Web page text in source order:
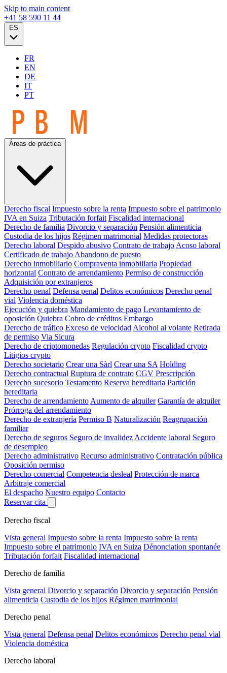
Skip to main content
+41 58 590 11 44
FR
EN
DE
IT
PT
Áreas de práctica
Derecho fiscal Impuesto sobre la renta Impuesto sobre el patrimonio
IVA en Suiza Tributación forfait Fiscalidad internacional
Derecho de familia Divorcio y separación Pensión alimenticia
Custodia de los hijos Régimen matrimonial Medidas protectoras
Derecho laboral Despido abusivo Contrato de trabajo Acoso laboral
Certificado de trabajo Abandono de puesto
Derecho inmobiliario Compraventa inmobiliaria Propiedad
horizontal Contrato de arrendamiento Permiso de construcción
Adquisición por extranjeros
Derecho penal Defensa penal Delitos económicos Derecho penal
vial Violencia doméstica
Ejecución y quiebra Mandamiento de pago Levantamiento de
oposición Quiebra Cobro de créditos Embargo
Derecho de tráfico Exceso de velocidad Alcohol al volante Retirada
de permiso Via Sicura
Derecho de criptomonedas Regulación crypto Fiscalidad crypto
Litigios crypto
Derecho societario Crear una Sàrl Crear una SA Holding
Derecho contractual Ruptura de contrato CGV Prescripción
Derecho sucesorio Testamento Reserva hereditaria Partición
hereditaria
Derecho de arrendamiento Aumento de alquiler Garantía de alquiler
Prórroga del arrendamiento
Derecho de extranjería Permiso B Naturalización Reagrupación
familiar
Derecho de seguros Seguro de invalidez Accidente laboral Seguro
de desempleo
Derecho administrativo Recurso administrativo Contratación pública
Oposición permiso
Derecho comercial Competencia desleal Protección de marca
Arbitraje comercial
El despacho Nuestro equipo Contacto
Reservar cita
Derecho fiscal
Vista general Impuesto sobre la renta Impuesto sobre la renta
Impuesto sobre el patrimonio IVA en Suiza Dénonciation spontanée
Tributación forfait Fiscalidad internacional
Derecho de familia
Vista general Divorcio y separación Divorcio y separación Pensión
alimenticia Custodia de los hijos Régimen matrimonial
Derecho penal
Vista general Defensa penal Delitos económicos Derecho penal vial
Violencia doméstica
Derecho laboral